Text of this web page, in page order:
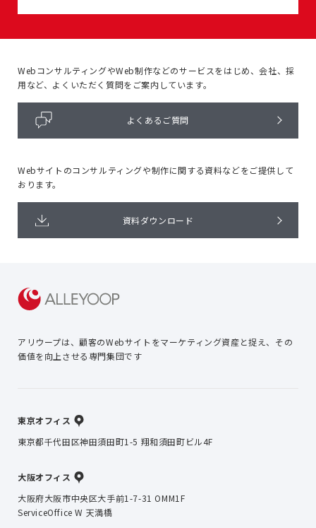
WebコンサルティングやWeb制作などのサービスをはじめ、会社、採
用など、よくいただく質問をご案内しています。
よくあるご質問
Webサイトのコンサルティングや制作に関する資料などをご提供して
おります。
資料ダウンロード
アリウープは、顧客のWebサイトをマーケティング資産と捉え、 その
価値を向上させる専門集団です
東京オフィス
東京都千代田区神田須田町1-5 翔和須田町ビル4F
大阪オフィス
大阪府大阪市中央区大手前1-7-31 OMM1F
ServiceOffice W 天満橋